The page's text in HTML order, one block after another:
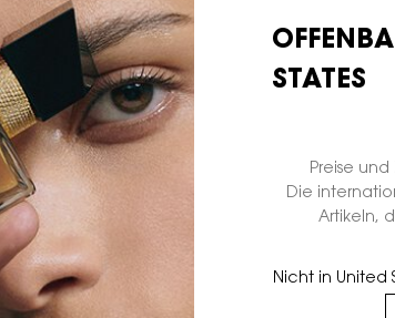
STATES
Preise
Die
Artikeln,
Nicht in United